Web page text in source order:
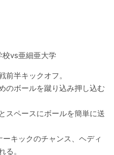
vs亜細亜大学
前半キックオフ。
のボールを蹴り込み押し込む
スペースにボールを簡単に送
キックのチャンス、ヘディ
る。